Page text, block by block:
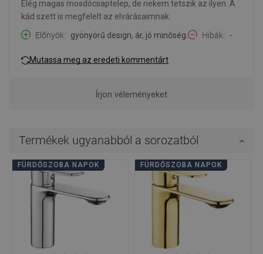
Elég magas mosdócsaptelep, de nekem tetszik az ilyen. A
kád szett is megfelelt az elvárásaimnak.
Előnyök
gyönyörű design, ár, jó minőség. Hibák -
Mutassa meg az eredeti kommentárt
Írjon véleményeket
Termékek ugyanabból a sorozatból
FÜRDŐSZOBA NAPOK FÜRDŐSZOBA NAPOK